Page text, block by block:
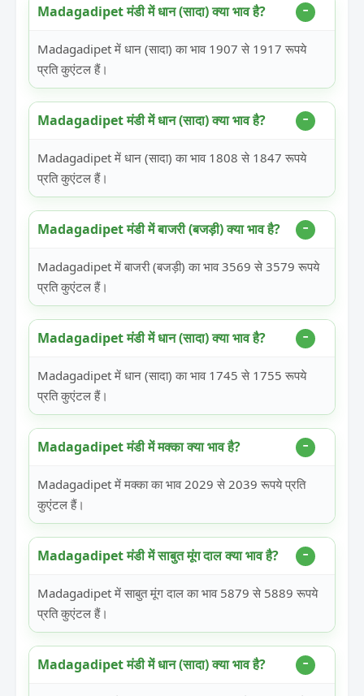
Madagadipet मंडी में धान (सादा) क्या भाव है?
Madagadipet में धान (सादा) का भाव 1907 से 1917 रूपये
प्रति कुएंटल हैं।
Madagadipet मंडी में धान (सादा) क्या भाव है?
Madagadipet में धान (सादा) का भाव 1808 से 1847 रूपये
प्रति कुएंटल हैं।
Madagadipet मंडी में बाजरी (बजड़ी) क्या भाव है?
Madagadipet में बाजरी (बजड़ी) का भाव 3569 से 3579 रूपये
प्रति कुएंटल हैं।
Madagadipet मंडी में धान (सादा) क्या भाव है?
Madagadipet में धान (सादा) का भाव 1745 से 1755 रूपये
प्रति कुएंटल हैं।
Madagadipet मंडी में मक्का क्या भाव है?
Madagadipet में मक्का का भाव 2029 से 2039 रूपये प्रति
कुएंटल हैं।
Madagadipet मंडी में साबुत मूंग दाल क्या भाव है?
Madagadipet में साबुत मूंग दाल का भाव 5879 से 5889 रूपये
प्रति कुएंटल हैं।
Madagadipet मंडी में धान (सादा) क्या भाव है?